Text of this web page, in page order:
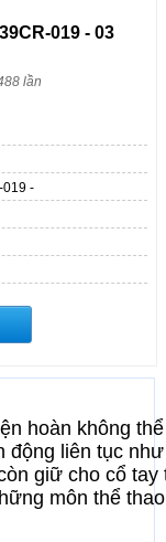
019 - 03
lần
019 -
hoàn không
động liên tục
giữ cho cổ
môn thể